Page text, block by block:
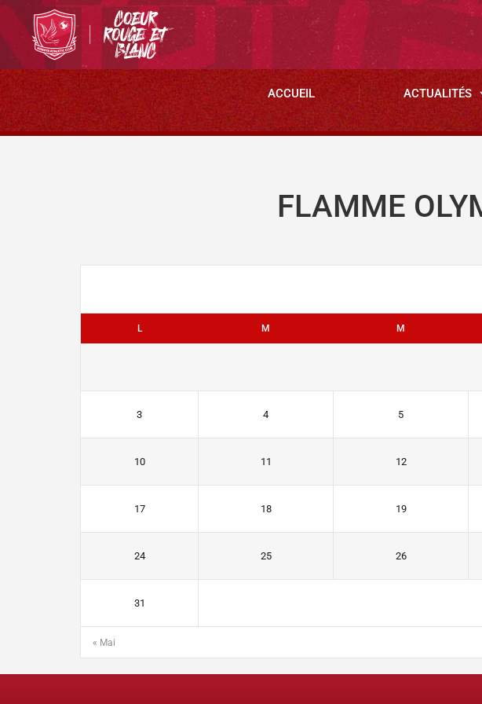
ACCUEIL ACTUALITÉS
FLAMME
L M M
« Mai
3 4 5
10 11 12
17 18 19
24 25 26
31